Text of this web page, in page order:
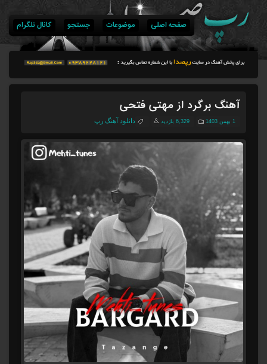
صفحه اصلی موضوعات جستجو کانال تلگرام
آهنگ برگرد از مهتی فتحی
1 بهمن 1403 6,329 بازدید دانلود آهنگ رپ